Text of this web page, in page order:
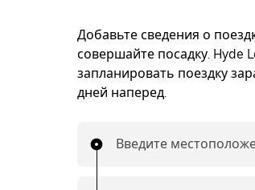
Добавьте сведения о
совершайте посадку. Hyde
запланировать поездку
дней наперед.
Введите